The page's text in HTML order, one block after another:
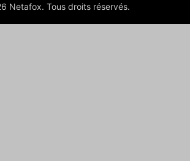
Netafox. Tous droits réservés.